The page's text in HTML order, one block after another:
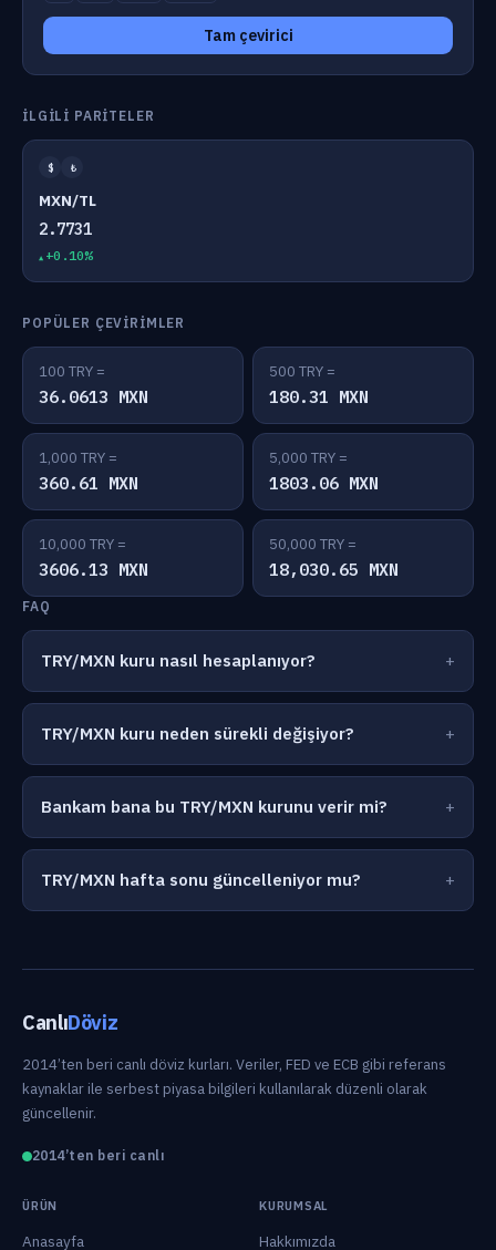
Tam çevirici
İLGILI PARITELER
$ ₺
MXN/TL
2.7731
+0.10%
POPÜLER ÇEVIRIMLER
100 TRY =
36.0613 MXN
500 TRY =
180.31 MXN
1,000 TRY =
360.61 MXN
5,000 TRY =
1803.06 MXN
10,000 TRY =
3606.13 MXN
50,000 TRY =
18,030.65 MXN
FAQ
TRY/MXN kuru nasıl hesaplanıyor?
TRY/MXN kuru neden sürekli değişiyor?
Bankam bana bu TRY/MXN kurunu verir mi?
TRY/MXN hafta sonu güncelleniyor mu?
CanlıDöviz
2014’ten beri canlı döviz kurları. Veriler, FED ve ECB gibi referans
kaynaklar ile serbest piyasa bilgileri kullanılarak düzenli olarak
güncellenir.
2014’ten beri canlı
ÜRÜN
Anasayfa
KURUMSAL
Hakkımızda